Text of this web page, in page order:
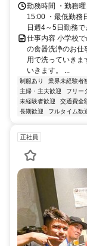
勤務時間 ・勤務
15:00 ・最低勤務
日週4～5日勤務で
仕事内容 小学校
の食器洗浄のお仕
用で洗っていきま
いきます。 ...
制服あり 業界未経験者
主婦・主夫歓迎
フリー
未経験者歓迎
交通費全
長期歓迎
フルタイム歓
正社員